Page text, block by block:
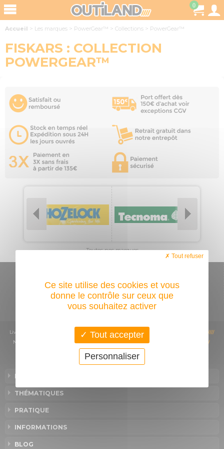
0
Accueil > Les marques > PowerGear™ > Collections > PowerGear™
FISKARS : COLLECTION
POWERGEAR™
Toutes nos marques
PROGRAMME DE PARRAINAGE
Livraison //// Plan d'accès////Mentions légales
////
Nos engagements
Programme de fidélité////Nos implications sociétales
////
Préférences cookies
////
LA GAMME
THÉMATIQUES
PRATIQUE
INFORMATIONS
BLOG
Ce site utilise des cookies et vous
donne le contrôle sur ceux que
vous souhaitez activer
Tout accepter
Tout refuser
Personnaliser